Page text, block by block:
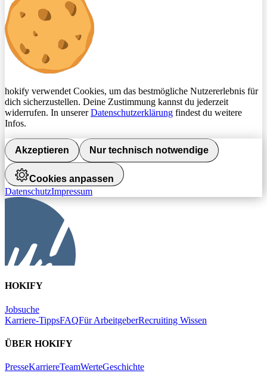
hokify verwendet Cookies, um das bestmögliche Nutzererlebnis für
dich sicherzustellen. Deine Zustimmung kannst du jederzeit
widerrufen. In unsererDatenschutzerklärung findest du weitere
Infos.
Akzeptieren Nur technisch notwendige
Cookies anpassen
DatenschutzImpressum
HOKIFY
Jobsuche
Karriere-TippsFAQFür ArbeitgeberRecruiting Wissen
ÜBER HOKIFY
PresseKarriereTeamWerteGeschichte